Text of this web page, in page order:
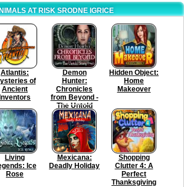
AT RISK SRODNE IGRICE
Atlantis:
of
Ancient
Demon
Hunter:
Chronicles
from Beyond -
The Untold
Story
Hidden Object:
Home
Makeover
Living
Ice
Rose
Mexicana:
Deadly Holiday
Shopping
Clutter 4: A
Perfect
Thanksgiving